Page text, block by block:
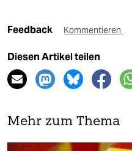
Feedback Kommentieren
Diesen Artikel teilen
Mehr zum Thema